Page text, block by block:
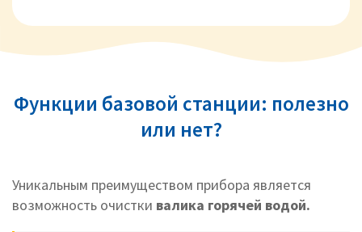
Функции базовой станции: полезно
или нет?
Уникальным преимуществом прибора является
возможность очистки валика горячей водой.